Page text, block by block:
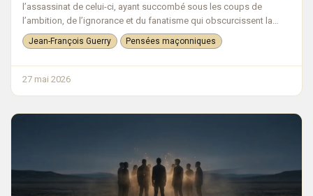
l’assassinat de celui-ci, ayant succombé sous les coups de
l’ambition, de l’ignorance et du fanatisme qui obscurcissent la
terre : u...
Jean-François Guerry Pensées maçonniques
27 mai 2026